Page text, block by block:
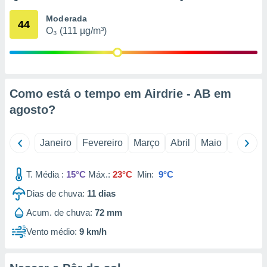
qual se
tal,
na
de
ou aceder
num
44 Moderada
O₃ (111 µg/m³)
Como está o tempo em Airdrie - AB em
agosto?
Janeiro Fevereiro Março Abril Maio Junho
T. Média : 15°C Máx.: 23°C Min: 9°C
Dias de chuva: 11 dias
Acum. de chuva: 72 mm
Vento médio: 9 km/h